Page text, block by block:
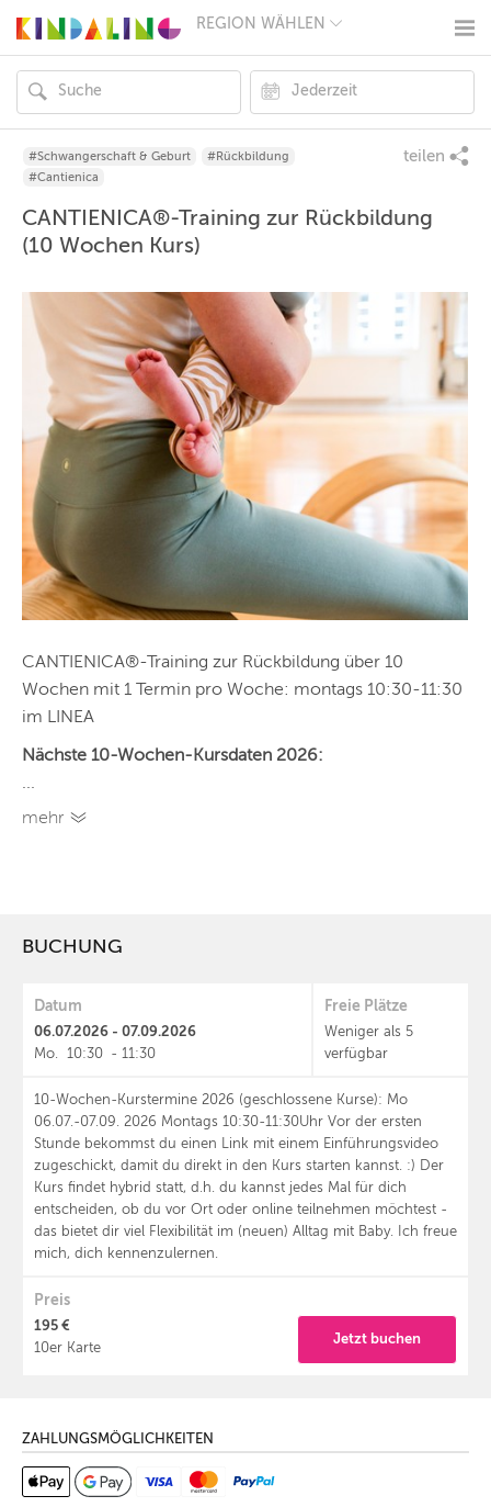
REGION WÄHLEN
MÜNCHEN
HAMBURG
FRANKFURT
KÖLN
DÜSSELDORF
HANNOVER
WIEN
ZÜRICH
ANDERE
REGIONEN
#Schwangerschaft & Geburt
#Rückbildung
#Cantienica
teilen
CANTIENICA®-Training zur Rückbildung
(10 Wochen Kurs)
CANTIENICA®-Training zur Rückbildung über 10
Wochen mit 1 Termin pro Woche: montags 10:30-11:30
im LINEA
Nächste 10-Wochen-Kursdaten 2026:
...
mehr
BUCHUNG
Datum
06.07.2026 - 07.09.2026
Mo. 10:30 - 11:30
10-Wochen-Kurstermine 2026 (geschlossene Kurse): Mo
06.07.-07.09. 2026 Montags 10:30-11:30Uhr Vor der ersten
Stunde bekommst du einen Link mit einem Einführungsvideo
zugeschickt, damit du direkt in den Kurs starten kannst. :) Der
Kurs findet hybrid statt, d.h. du kannst jedes Mal für dich
entscheiden, ob du vor Ort oder online teilnehmen möchtest -
das bietet dir viel Flexibilität im (neuen) Alltag mit Baby. Ich freue
mich, dich kennenzulernen.
Freie Plätze
Weniger als 5
verfügbar
Preis
195 €
10er Karte
Jetzt buchen
ZAHLUNGSMÖGLICHKEITEN